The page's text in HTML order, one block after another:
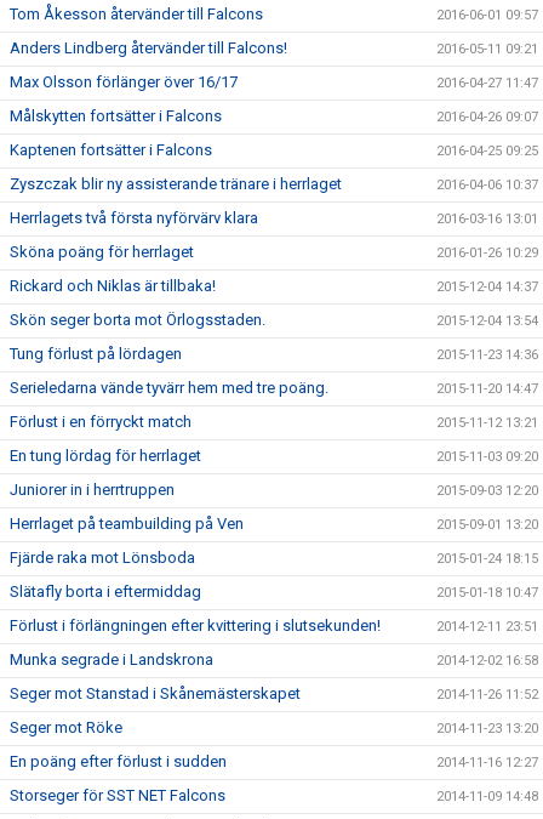
Tom Åkesson återvänder till Falcons 2016-06-01 09:57
Anders Lindberg återvänder till Falcons! 2016-05-11 09:21
Max Olsson förlänger över 16/17 2016-04-27 11:47
Målskytten fortsätter i Falcons 2016-04-26 09:07
Kaptenen fortsätter i Falcons 2016-04-25 09:25
Zyszczak blir ny assisterande tränare i herrlaget 2016-04-06 10:37
Herrlagets två första nyförvärv klara 2016-03-16 13:01
Sköna poäng för herrlaget 2016-01-26 10:29
Rickard och Niklas är tillbaka! 2015-12-04 14:37
Skön seger borta mot Örlogsstaden. 2015-12-04 13:54
Tung förlust på lördagen 2015-11-23 14:36
Serieledarna vände tyvärr hem med tre poäng. 2015-11-20 14:47
Förlust i en förryckt match 2015-11-12 13:21
En tung lördag för herrlaget 2015-11-03 09:20
Juniorer in i herrtruppen 2015-09-03 12:20
Herrlaget på teambuilding på Ven 2015-09-01 13:20
Fjärde raka mot Lönsboda 2015-01-24 18:15
Slätafly borta i eftermiddag 2015-01-18 10:47
Förlust i förlängningen efter kvittering i slutsekunden! 2014-12-11 23:51
Munka segrade i Landskrona 2014-12-02 16:58
Seger mot Stanstad i Skånemästerskapet 2014-11-26 11:52
Seger mot Röke 2014-11-23 13:20
En poäng efter förlust i sudden 2014-11-16 12:27
Storseger för SST NET Falcons 2014-11-09 14:48